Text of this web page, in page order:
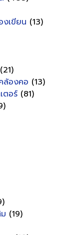
เขียน (13)
(21)
ล้องคอ (13)
ตอร์ (81)
(19)